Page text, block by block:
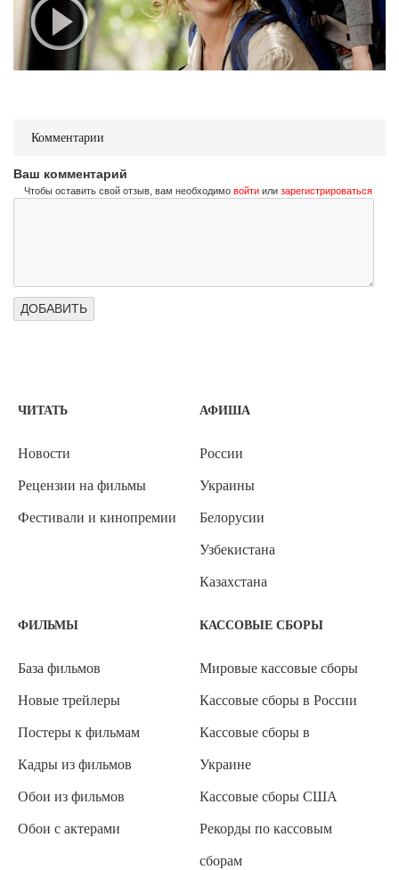
Комментарии
Ваш комментарий
Чтобы оставить свой отзыв, вам необходимо войти или зарегистрироваться
ЧИТАТЬ
Новости
Рецензии на фильмы
Фестивали и кинопремии
АФИША
России
Украины
Белорусии
Узбекистана
Казахстана
ФИЛЬМЫ
База фильмов
Новые трейлеры
Постеры к фильмам
Кадры из фильмов
Обои из фильмов
Обои с актерами
КАССОВЫЕ СБОРЫ
Мировые кассовые сборы
Кассовые сборы в России
Кассовые сборы в
Украине
Кассовые сборы США
Рекорды по кассовым
сборам